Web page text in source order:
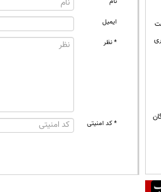
ایمیل
* نظر
* کد امنیتی